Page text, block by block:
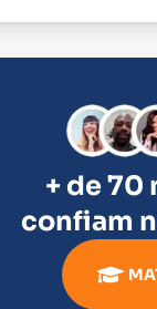
+ de 70
confiam